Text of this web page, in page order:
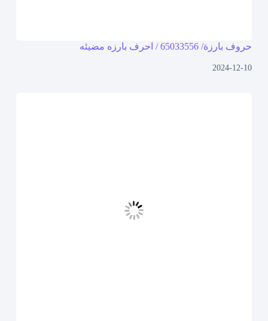
حروف بارزة/ 65033556 / احرف بارزه مضيئه
2024-12-10